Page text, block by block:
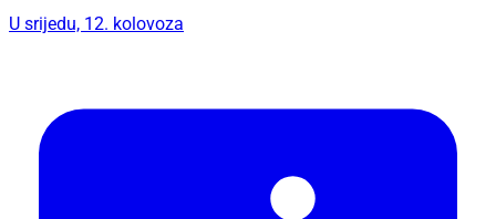
U srijedu, 12. kolovoza